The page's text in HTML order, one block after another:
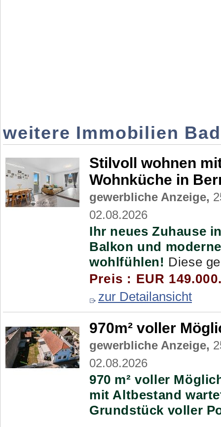
weitere Immobilien
Stilvoll wohnen
Wohnküche in
gewerbliche Anzeige,
02.08.2026
Ihr neues Zuhause
Balkon und
wohlfühlen! Diese
Preis : EUR
zur Detailansicht
970m² voller
gewerbliche Anzeige,
02.08.2026
970 m² voller
mit Altbestand
Grundstück voller